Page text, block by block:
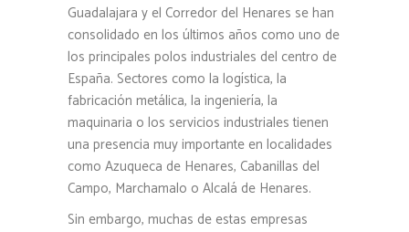
Guadalajara y el Corredor del Henares se han
consolidado en los últimos años como uno de
los principales polos industriales del centro de
España. Sectores como la logística, la
fabricación metálica, la ingeniería, la
maquinaria o los servicios industriales tienen
una presencia muy importante en localidades
como Azuqueca de Henares, Cabanillas del
Campo, Marchamalo o Alcalá de Henares.
Sin embargo, muchas de estas empresas